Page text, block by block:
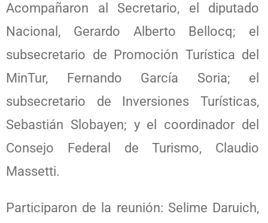
Acompañaron al Secretario, el diputado
Nacional, Gerardo Alberto Bellocq; el
subsecretario de Promoción Turística del
MinTur, Fernando García Soria; el
subsecretario de Inversiones Turísticas,
Sebastián Slobayen; y el coordinador del
Consejo Federal de Turismo, Claudio
Massetti.
Participaron de la reunión: Selime Daruich,